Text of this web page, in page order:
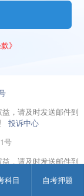
科目 自考押题
》
，请及时发送邮件到
投诉中心
号
，请及时发送邮件到